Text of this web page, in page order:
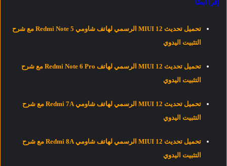
إقرأ أيضًا
تحميل تحديث MIUI 12 الرسمي لهاتف شاومي Redmi Note 5 مع شرح
التثبيت اليدوي
تحميل تحديث MIUI 12 الرسمي لهاتف Redmi Note 6 Pro مع شرح
التثبيت اليدوي
تحميل تحديث MIUI 12 الرسمي لهاتف شاومي Redmi 7A مع شرح
التثبيت اليدوي
تحميل تحديث MIUI 12 الرسمي لهاتف شاومي Redmi 8A مع شرح
التثبيت اليدوي